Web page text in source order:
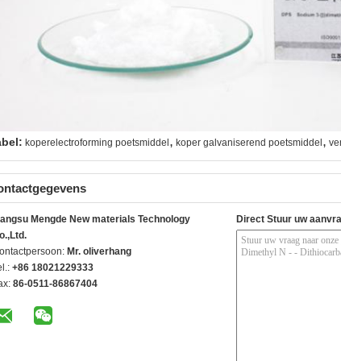
koperelectroforming poetsmiddel , koper galvaniserend poetsmiddel ,
Mengde New materials Technology
Mr. oliverhang
+86 18021229333
86-0511-86867404
Direct Stuur uw